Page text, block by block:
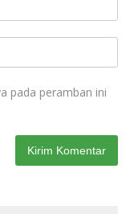
pada peramban ini